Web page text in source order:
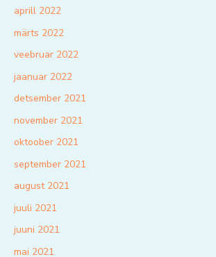
aprill 2022
märts 2022
veebruar 2022
jaanuar 2022
detsember 2021
november 2021
oktoober 2021
september 2021
august 2021
juuli 2021
juuni 2021
mai 2021